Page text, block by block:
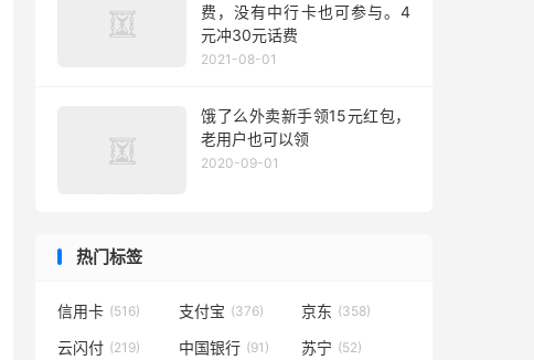
费，没有中行卡也可参与。4
元冲30元话费
2021-08-01
饿了么外卖新手领15元红包，
老用户也可以领
2020-09-01
热门标签
信用卡 (516) 支付宝 (376) 京东 (358)
云闪付 (219) 中国银行 (91) 苏宁 (52)